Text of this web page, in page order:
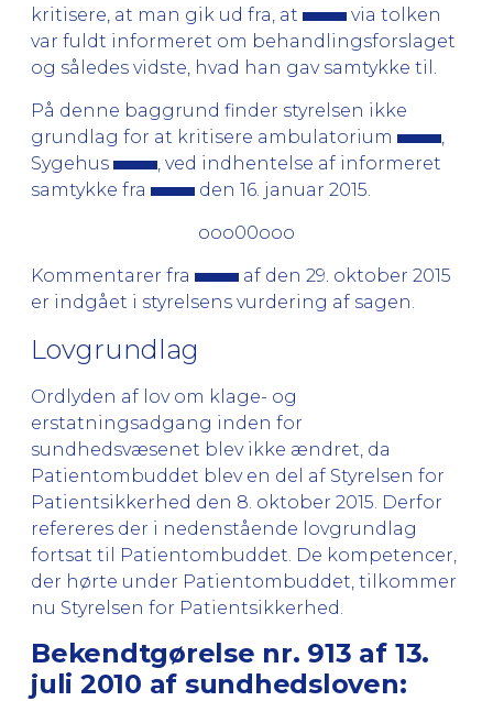
kritisere, at man gik ud fra, at
via tolken
var fuldt informeret om behandlingsforslaget
og således vidste, hvad han gav samtykke til.
På denne baggrund finder styrelsen ikke
grundlag for at kritisere ambulatorium
Sygehus
, ved indhentelse af informeret
samtykke fra
den 16. januar 2015.
ooo00ooo
Kommentarer fra
af den 29. oktober 2015
er indgået i styrelsens vurdering af sagen.
Lovgrundlag
Ordlyden af lov om klage- og
erstatningsadgang inden for
sundhedsvæsenet blev ikke ændret, da
Patientombuddet blev en del af Styrelsen for
Patientsikkerhed den 8. oktober 2015. Derfor
refereres der i nedenstående lovgrundlag
fortsat til Patientombuddet. De kompetencer,
der hørte under Patientombuddet, tilkommer
nu Styrelsen for Patientsikkerhed.
Bekendtgørelse nr. 913 af 13.
juli 2010 af sundhedsloven: